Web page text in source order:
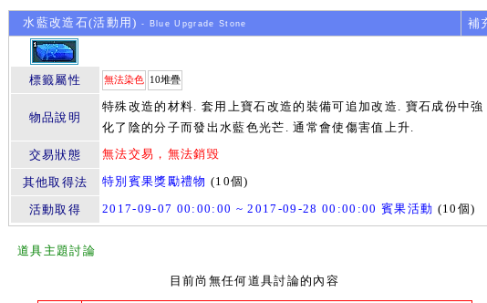
水藍改造石(活動用) - Blue Upgrade Stone 補
標籤屬性 無法染色 10堆疊
物品說明
特殊改造的材料. 套用上寶石改造的裝備可追加改造. 寶石成份中強
化了陰的分子而發出水藍色光芒. 通常會使傷害值上升.
交易狀態
無法交易，無法銷毀
其他取得法 特別賓果獎勵禮物 (10個)
活動取得 2017-09-07 00:00:00 ~ 2017-09-28 00:00:00 賓果活動 (10個)
道具主題討論
目前尚無任何道具討論的內容